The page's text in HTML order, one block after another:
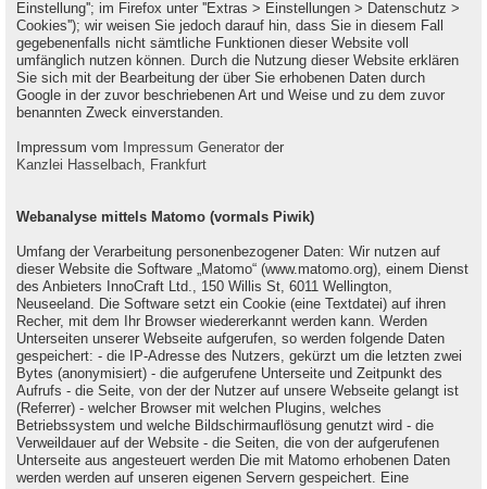
Einstellung''; im Firefox unter ''Extras > Einstellungen > Datenschutz >
Cookies''); wir weisen Sie jedoch darauf hin, dass Sie in diesem Fall
gegebenenfalls nicht sämtliche Funktionen dieser Website voll
umfänglich nutzen können. Durch die Nutzung dieser Website erklären
Sie sich mit der Bearbeitung der über Sie erhobenen Daten durch
Google in der zuvor beschriebenen Art und Weise und zu dem zuvor
benannten Zweck einverstanden.
Impressum vom Impressum Generator der
Kanzlei Hasselbach, Frankfurt
Webanalyse mittels Matomo (vormals Piwik)
Umfang der Verarbeitung personenbezogener Daten: Wir nutzen auf
dieser Website die Software „Matomo“ (www.matomo.org), einem Dienst
des Anbieters InnoCraft Ltd., 150 Willis St, 6011 Wellington,
Neuseeland. Die Software setzt ein Cookie (eine Textdatei) auf ihren
Recher, mit dem Ihr Browser wiedererkannt werden kann. Werden
Unterseiten unserer Webseite aufgerufen, so werden folgende Daten
gespeichert: - die IP-Adresse des Nutzers, gekürzt um die letzten zwei
Bytes (anonymisiert) - die aufgerufene Unterseite und Zeitpunkt des
Aufrufs - die Seite, von der der Nutzer auf unsere Webseite gelangt ist
(Referrer) - welcher Browser mit welchen Plugins, welches
Betriebssystem und welche Bildschirmauflösung genutzt wird - die
Verweildauer auf der Website - die Seiten, die von der aufgerufenen
Unterseite aus angesteuert werden Die mit Matomo erhobenen Daten
werden werden auf unseren eigenen Servern gespeichert. Eine